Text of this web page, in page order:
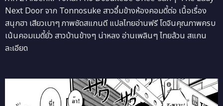
Next Door จาก Tonnosuke สาวอึ๋มข้างห้องคอมดี้ต่อ เนื้อเรื่อง
สนุกฮา เสียวเบาๆ ภาพชัดสแกนดี แปลไทยอ่านฟรี โดจินคุณภาพครบ
เน้นคอมเมดี้ยั่ว สาวบ้านข้างๆ น่าหลง อ่านเพลินๆ ไทยล้วน สแกน
ละเอียด